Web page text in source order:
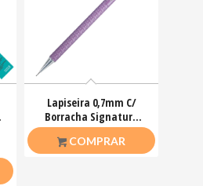
Lapiseira 0,7mm C/
Borracha Signature
Boho Tris Holic
COMPRAR